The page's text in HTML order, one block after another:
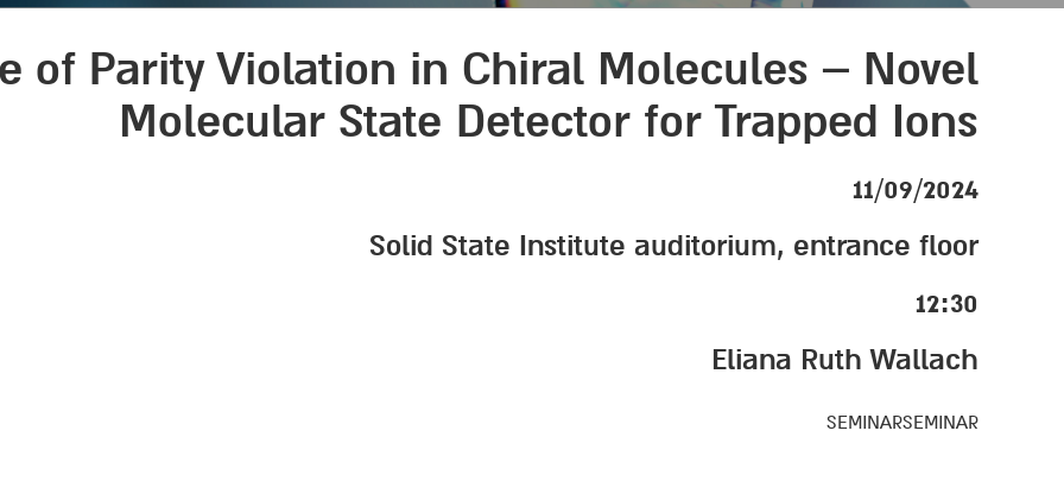
of Parity Violation in Chiral Molecules – Novel
Molecular State Detector for Trapped Ions
11/09/2024
Solid State Institute auditorium, entrance floor
12:30
Eliana Ruth Wallach
SEMINARSEMINAR